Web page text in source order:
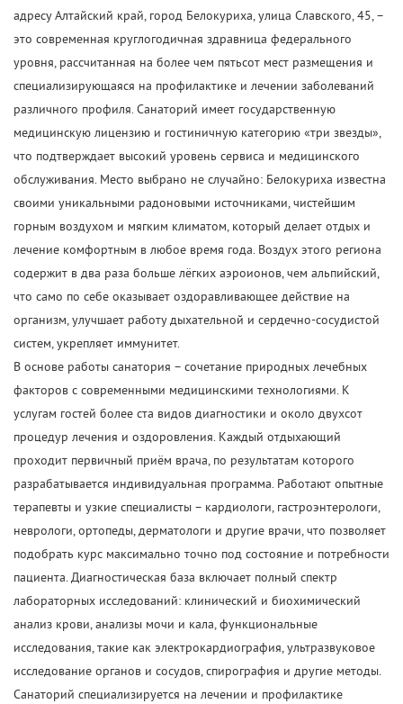
адресу Алтайский край, город Белокуриха, улица Славского, 45, –
это современная круглогодичная здравница федерального
уровня, рассчитанная на более чем пятьсот мест размещения и
специализирующаяся на профилактике и лечении заболеваний
различного профиля. Санаторий имеет государственную
медицинскую лицензию и гостиничную категорию «три звезды»,
что подтверждает высокий уровень сервиса и медицинского
обслуживания. Место выбрано не случайно: Белокуриха известна
своими уникальными радоновыми источниками, чистейшим
горным воздухом и мягким климатом, который делает отдых и
лечение комфортным в любое время года. Воздух этого региона
содержит в два раза больше лёгких аэроионов, чем альпийский,
что само по себе оказывает оздоравливающее действие на
организм, улучшает работу дыхательной и сердечно-сосудистой
систем, укрепляет иммунитет.
В основе работы санатория – сочетание природных лечебных
факторов с современными медицинскими технологиями. К
услугам гостей более ста видов диагностики и около двухсот
процедур лечения и оздоровления. Каждый отдыхающий
проходит первичный приём врача, по результатам которого
разрабатывается индивидуальная программа. Работают опытные
терапевты и узкие специалисты – кардиологи, гастроэнтерологи,
неврологи, ортопеды, дерматологи и другие врачи, что позволяет
подобрать курс максимально точно под состояние и потребности
пациента. Диагностическая база включает полный спектр
лабораторных исследований: клинический и биохимический
анализ крови, анализы мочи и кала, функциональные
исследования, такие как электрокардиография, ультразвуковое
исследование органов и сосудов, спирография и другие методы.
Санаторий специализируется на лечении и профилактике